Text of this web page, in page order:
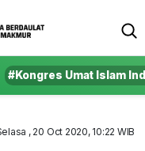
#Kongres Umat Islam
, 20 Oct 2020, 10:22 WIB